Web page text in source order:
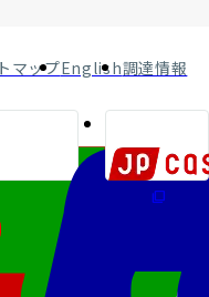
マップEnglish調達情報